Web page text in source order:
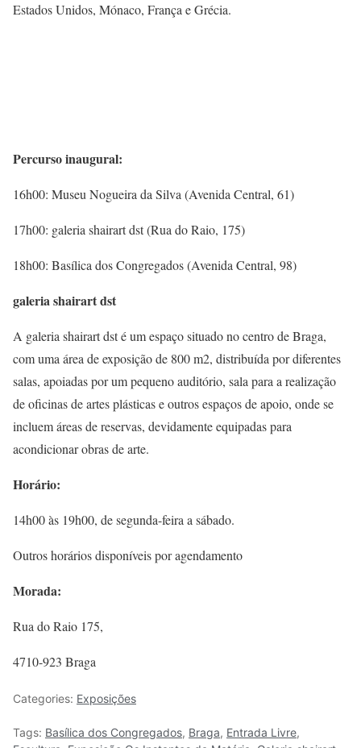
Estados Unidos, Mónaco, França e Grécia.
Percurso inaugural:
16h00: Museu Nogueira da Silva (Avenida Central, 61)
17h00: galeria shairart dst (Rua do Raio, 175)
18h00: Basílica dos Congregados (Avenida Central, 98)
galeria shairart dst
A galeria shairart dst é um espaço situado no centro de Braga,
com uma área de exposição de 800 m2, distribuída por diferentes
salas, apoiadas por um pequeno auditório, sala para a realização
de oficinas de artes plásticas e outros espaços de apoio, onde se
incluem áreas de reservas, devidamente equipadas para
acondicionar obras de arte.
Horário:
14h00 às 19h00, de segunda-feira a sábado.
Outros horários disponíveis por agendamento
Morada:
Rua do Raio 175,
4710-923 Braga
Categories: Exposições
Tags: Basílica dos Congregados, Braga, Entrada Livre,